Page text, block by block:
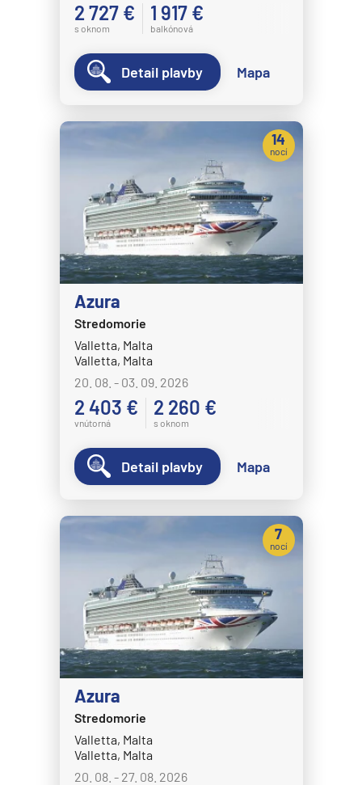
2 727 €
s oknom
1 917 €
balkónová
Detail plavby Mapa
Azura
Stredomorie
Valletta, Malta
Valletta, Malta
20. 08. - 03. 09. 2026
2 403 €
vnútorná
2 260 €
s oknom
14
nocí
Detail plavby Mapa
Azura
Stredomorie
Valletta, Malta
Valletta, Malta
20. 08. - 27. 08. 2026
7
nocí